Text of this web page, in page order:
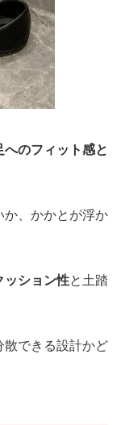
へのフィット感と
、かかとが浮か
ッション性と土踏
散できる設計かど